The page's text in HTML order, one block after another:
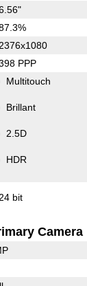
2376x1080
PPP
Multitouch
Brillant
2.5D
HDR
24 bit
Camera